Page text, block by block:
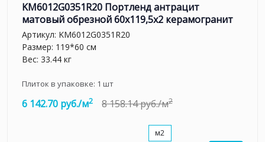
KM6012G0351R20 Портленд антрацит
матовый обрезной 60x119,5x2 керамогранит
Артикул: KM6012G0351R20
Размер: 119*60 см
Вес: 33.44 кг
Плиток в упаковке: 1 шт
6 142.70 руб./м2 8 158.14 руб./м2
м2